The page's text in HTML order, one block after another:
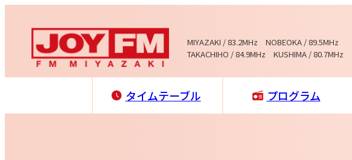
MIYAZAKI / 83.2MHz NOBEOKA / 89.5MHz
TAKACHIHO / 84.9MHz KUSHIMA / 80.7MHz
タイムテーブル プログラム